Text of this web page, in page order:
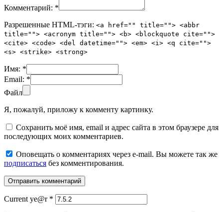
Комментарий: *
Разрешенные HTML-тэги: <a href="" title=""> <abbr
title=""> <acronym title=""> <b> <blockquote cite="">
<cite> <code> <del datetime=""> <em> <i> <q cite="">
<s> <strike> <strong>
Имя: *
Email: *
Файл
Я, пожалуй, приложу к комменту картинку.
Сохранить моё имя, email и адрес сайта в этом браузере для
последующих моих комментариев.
Оповещать о комментариях через e-mail. Вы можете так же
подписаться без комментирования.
Current ye@r *